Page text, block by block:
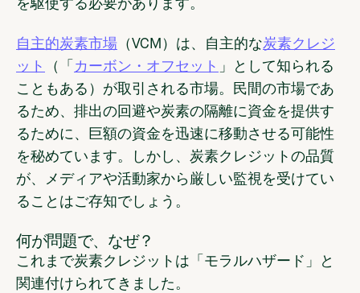
を駆使する必要があります。
自主的炭素市場 （VCM）は、自主的な炭素クレジ
ット
（「 カーボン・オフセット 」として知られる
こともある）が取引される市場。民間の市場であ
るため、排出の回避や炭素の隔離に資金を提供す
るために、巨額の資金を迅速に移動させる可能性
を秘めています。しかし、炭素クレジットの品質
が、メディアや活動家から厳しい監視を受けてい
ることはご存知でしょう。
何が問題で、なぜ？
これまで炭素クレジットは「モラルハザード」と
関連付けられてきました。